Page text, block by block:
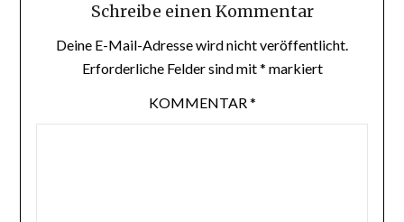
Schreibe einen Kommentar
Deine E-Mail-Adresse wird nicht veröffentlicht.
Erforderliche Felder sind mit* markiert
KOMMENTAR*